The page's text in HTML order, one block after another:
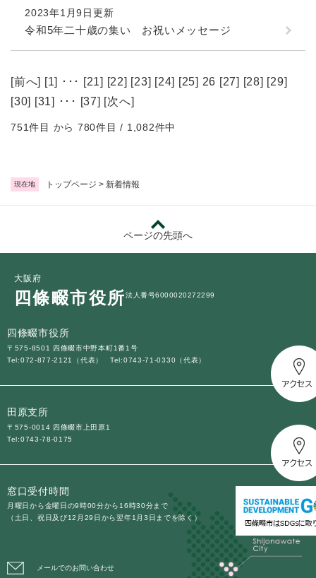
現在地 トップページ > 新着情報
2023年1月9日更新
令和5年二十歳の集い お祝いメッセージ
[前へ] [1] ･･･ [21] [22] [23] [24] [25] 26 [27] [28] [29]
[30] [31] ･･･ [37] [次へ]
751件目 から 780件目 / 1,082件中
ページの先頭へ
大阪府
四條畷市役所法人番号6000020272299
四條畷市役所
〒575-8501 四條畷市中野本町1番1号
Tel:072-877-2121（代表）
Tel:0743-71-0330（代表）
田原支所
〒575-0014 四條畷市上田原1
Tel:0743-78-0175
窓口受付時間
月曜日から金曜日の9時00分から16時30分まで
（土日、祝日及び12月29日から翌年1月3日までを除く）
メールでのお問い合わせ